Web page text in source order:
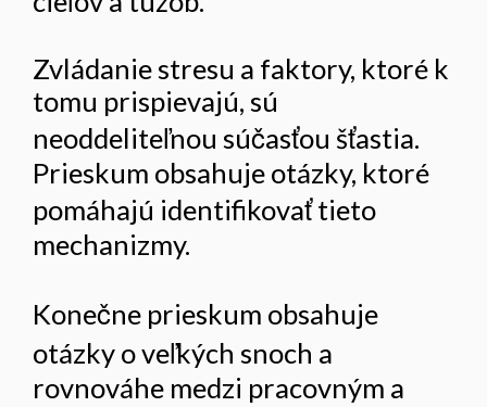
Zvládanie stresu a faktory, ktoré k
tomu prispievajú, sú
neoddeliteľnou súčasťou šťastia.
Prieskum obsahuje otázky, ktoré
pomáhajú identifikovať tieto
mechanizmy.
Konečne prieskum obsahuje
otázky o veľkých snoch a
rovnováhe medzi pracovným a